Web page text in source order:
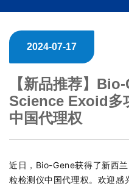
2024-07-17
【新品推荐】
Science Exoid多
中国代理权
近日，Bio-Gene获得了新西
粒检测仪中国代理权。欢迎感